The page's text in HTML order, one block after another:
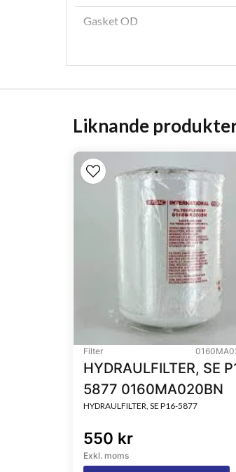
Gasket OD
Media Type
Primary Application
Liknande
Filter
HYDRAULFILTER, SE
5877 0160MA020BN
HYDRAULFILTER, SE P16-5877
550 kr
Exkl. moms